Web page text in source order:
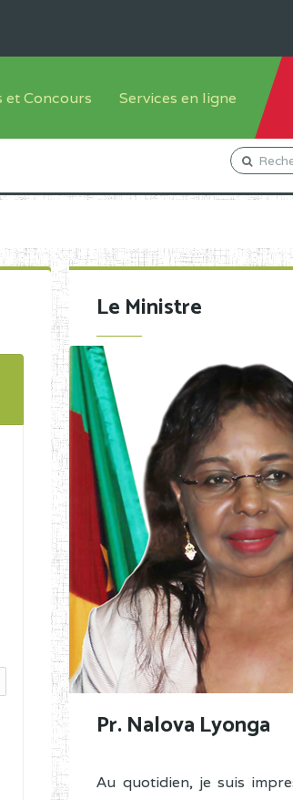
Sous système francophone
et Concours Services en ligne
Orientation Conseil
Gestion du Personnel
Demande de subvention
Le Ministre
Pr. Nalova Lyonga
Au quotidien, je suis